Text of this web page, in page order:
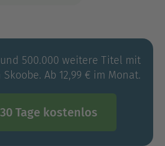
500.000 weitere Titel mit
Ab 12,99 € im Monat.
Tage kostenlos